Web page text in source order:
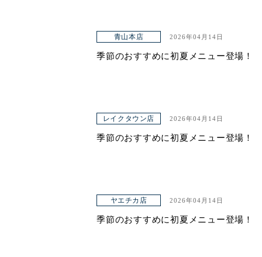
青山本店 2026年04月14日
季節のおすすめに初夏メニュー登場！
レイクタウン店 2026年04月14日
季節のおすすめに初夏メニュー登場！
ヤエチカ店 2026年04月14日
季節のおすすめに初夏メニュー登場！